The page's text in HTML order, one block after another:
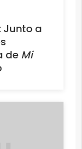
Junto a
de Mi